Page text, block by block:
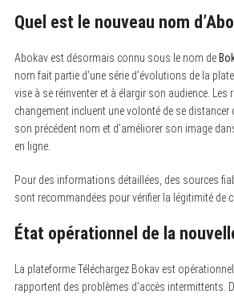
Quel est le nouveau nom
Abokav est désormais connu sous le nom de
nom fait partie d’une série d’évolutions de la
vise à se réinventer et à élargir son audience.
changement incluent une volonté de se distancer
son précédent nom et d’améliorer son image
en ligne.
Pour des informations détaillées, des sources
sont recommandées pour vérifier la légitimité de
État opérationnel de la
La plateforme Téléchargez Bokav est
rapportent des problèmes d’accès intermittents.